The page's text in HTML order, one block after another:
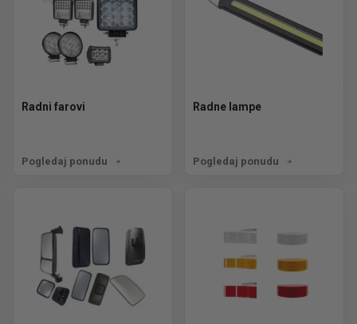
Radni farovi
Pogledaj ponudu
Radne lampe
Pogledaj ponudu